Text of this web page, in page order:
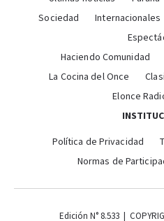
Sociedad
Internacionales
Haciendo Comunidad
La Cocina del Once
Elonce
Política de Privacidad
Normas de
Edición N° 8.533 |